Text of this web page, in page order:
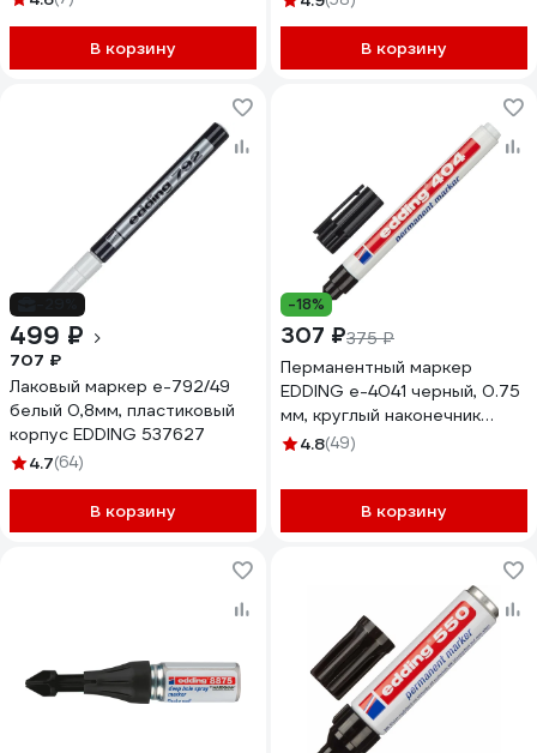
В корзину В корзину
499 ₽
707 ₽
Лаковый маркер e-792/49
белый 0,8мм, пластиковый
корпус EDDING 537627
4.7(64)
В корзину
-18%
307 ₽375 ₽
Перманентный маркер
EDDING e-4041 черный, 0.75
мм, круглый наконечник
48284
4.8(49)
В корзину